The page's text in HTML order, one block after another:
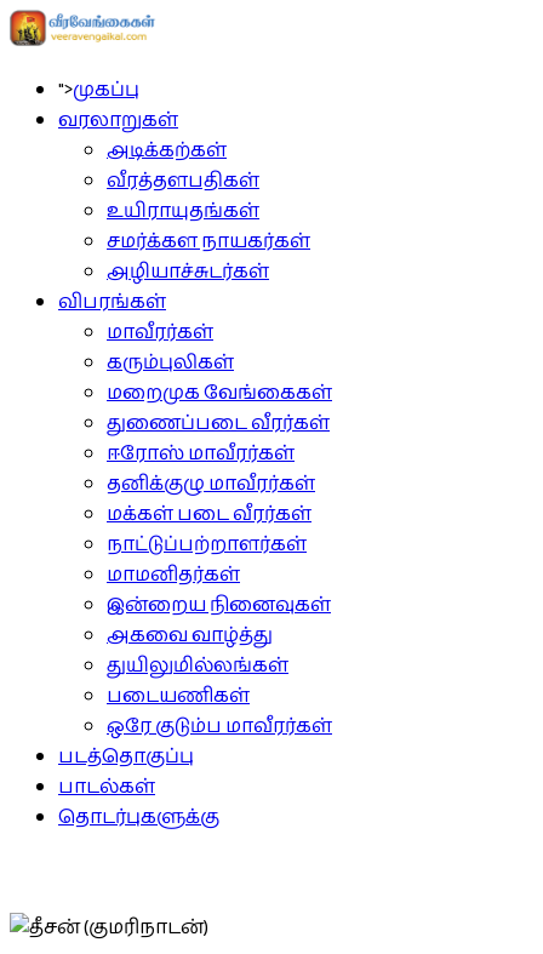
">முகப்பு
வரலாறுகள்
அடிக்கற்கள்
வீரத்தளபதிகள்
உயிராயுதங்கள்
சமர்க்கள நாயகர்கள்
அழியாச்சுடர்கள்
விபரங்கள்
மாவீரர்கள்
கரும்புலிகள்
மறைமுக வேங்கைகள்
துணைப்படை வீரர்கள்
ஈரோஸ் மாவீரர்கள்
தனிக்குழு மாவீரர்கள்
மக்கள் படை வீரர்கள்
நாட்டுப்பற்றாளர்கள்
மாமனிதர்கள்
இன்றைய நினைவுகள்
அகவை வாழ்த்து
துயிலுமில்லங்கள்
படையணிகள்
ஒரே குடும்ப மாவீரர்கள்
படத்தொகுப்பு
பாடல்கள்
தொடர்புகளுக்கு